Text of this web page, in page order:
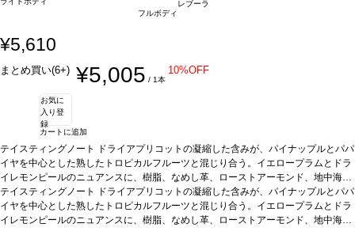
フルボディ
レブーラ
¥5,610
まとめ買い(6+) ¥5,005 / 1本
10%OFF
お気に
入り登
録
カートに追加
テイスティングノート
ドライアプリコットの凝縮した含みが、パイナップルとパパ
イヤを中心とした熟したトロピカルフルーツと混じり合う。イエロープラムとドラ
イレモンピールのニュアンスに、樹脂、なめし革、ローストアーモンド、地中海産
ドライハーブ、ポプリのニュアンスが加わる。バニラとオールスパイスの余韻が背
景に漂い、バターのようなアロマが全体を引き締めている。合う料理鶏肉や豚肉
料理、魚料理（サーモン、マグロ）、山羊のチーズなどと好相性。葡萄品種レブ
テイスティングノート
ドライアプリコットの凝縮した含みが、パイナップルとパパ
イヤを中心とした熟したトロピカルフルーツと混じり合う。イエロープラムとドラ
イレモンピールのニュアンスに、樹脂、なめし革、ローストアーモンド、地中海産